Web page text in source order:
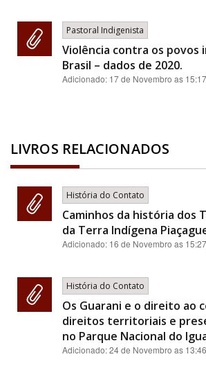
Pastoral Indigenista
Violência contra os povos
Brasil – dados de 2020.
Adicionado: 17 de Novembro as 15:17
LIVROS RELACIONADOS
História do Contato
Caminhos da história dos
da Terra Indígena
Adicionado: 16 de Novembro as 15:27
História do Contato
Os Guarani e o direito ao
direitos territoriais e
no Parque Nacional do
Adicionado:24 de Novembro as 13:46